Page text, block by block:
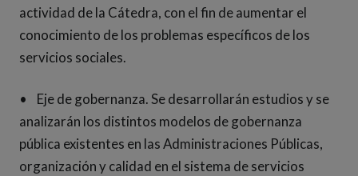
actividad de la Cátedra, con el fin de aumentar el
conocimiento de los problemas específicos de los
servicios sociales.
• Eje de gobernanza. Se desarrollarán estudios y se
analizarán los distintos modelos de gobernanza
pública existentes en las Administraciones Públicas,
organización y calidad en el sistema de servicios